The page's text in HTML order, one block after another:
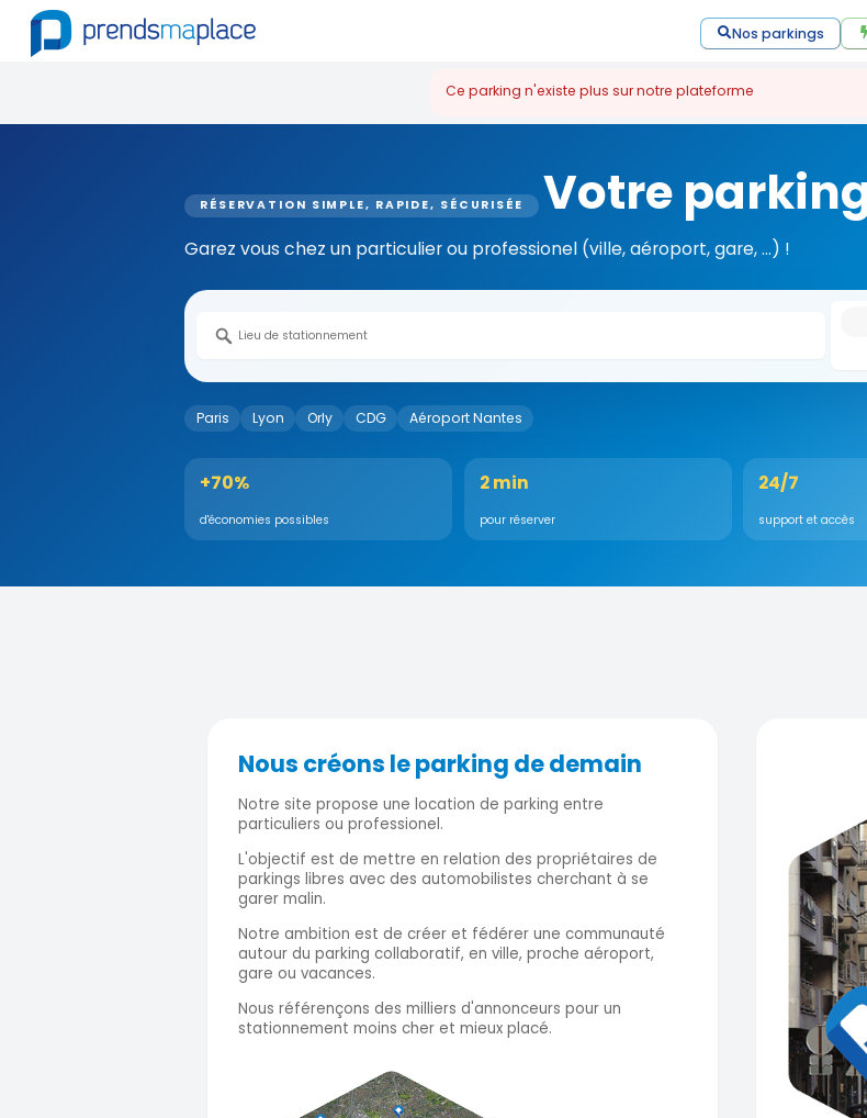
Nos parkings
Ce parking n'existe plus sur notre plateforme
RÉSERVATION SIMPLE, RAPIDE, SÉCURISÉE Votre
Garez vous chez un particulier ou professionel (ville, aéroport, gare, ...) !
Paris Lyon Orly CDG Aéroport Nantes
+70%
d'économies possibles
2 min
pour réserver
24/7
support et accès
Nous créons le parking de demain
Notre site propose une location de parking entre
particuliers ou professionel.
L'objectif est de mettre en relation des propriétaires de
parkings libres avec des automobilistes cherchant à se
garer malin.
Notre ambition est de créer et fédérer une communauté
autour du parking collaboratif, en ville, proche aéroport,
gare ou vacances.
Nous référençons des milliers d'annonceurs pour un
stationnement moins cher et mieux placé.